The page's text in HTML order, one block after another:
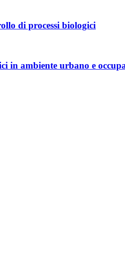
di processi biologici
in ambiente urbano e